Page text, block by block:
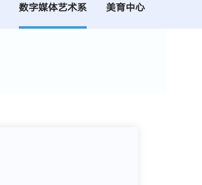
数字媒体艺术系 美育中心